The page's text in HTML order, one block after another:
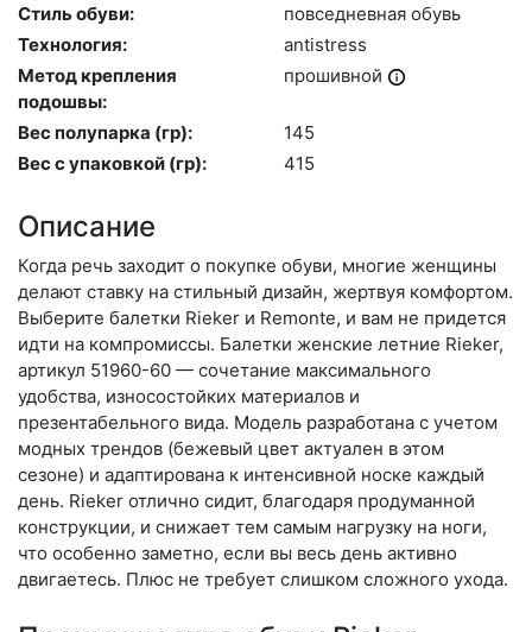
Стиль обуви:
пов­седнев­ная обувь
Технология:
an­tist­ress
Метод крепления
подошвы:
про­шив­ной
Вес полупарка (гр):
145
Вес с упаковкой (гр):
415
Описание
Когда речь заходит о покупке обуви, многие женщины
делают ставку на стильный дизайн, жертвуя комфортом.
Выберите ба­лет­ки Rieker и Remonte, и вам не придется
идти на компромиссы. Балетки женские летние Rieker,
артикул 51960-60 — сочетание максимального
удобства, износостойких материалов и
презентабельного вида. Модель разработана с учетом
модных трендов (бе­жевый цвет актуален в этом
сезоне) и адаптирована к интенсивной носке каждый
день. Ri­eker отлично сидит, благодаря продуманной
конструкции, и снижает тем самым нагрузку на ноги,
что особенно заметно, если вы весь день активно
двигаетесь. Плюс не требует слишком сложного ухода.